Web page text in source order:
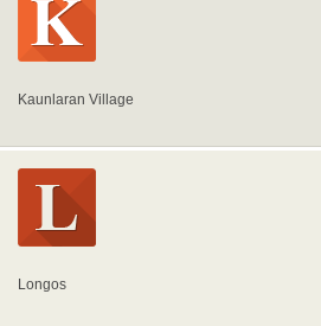
Kaunlaran Village
Longos